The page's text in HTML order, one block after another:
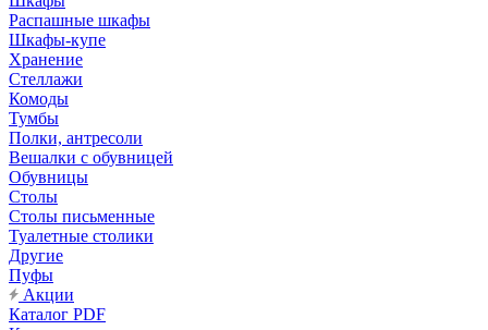
Распашные шкафы
Шкафы-купе
Хранение
Стеллажи
Комоды
Тумбы
Полки, антресоли
Вешалки с обувницей
Обувницы
Столы
Столы письменные
Туалетные столики
Другие
Пуфы
Акции
Каталог PDF